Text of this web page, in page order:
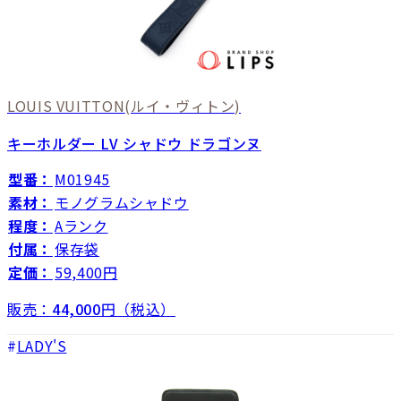
LOUIS VUITTON(ルイ・ヴィトン)
キーホルダー LV シャドウ ドラゴンヌ
型番： M01945
素材： モノグラムシャドウ
程度： Aランク
付属： 保存袋
定価： 59,400円
販売： 44,000円（税込）
LADY'S